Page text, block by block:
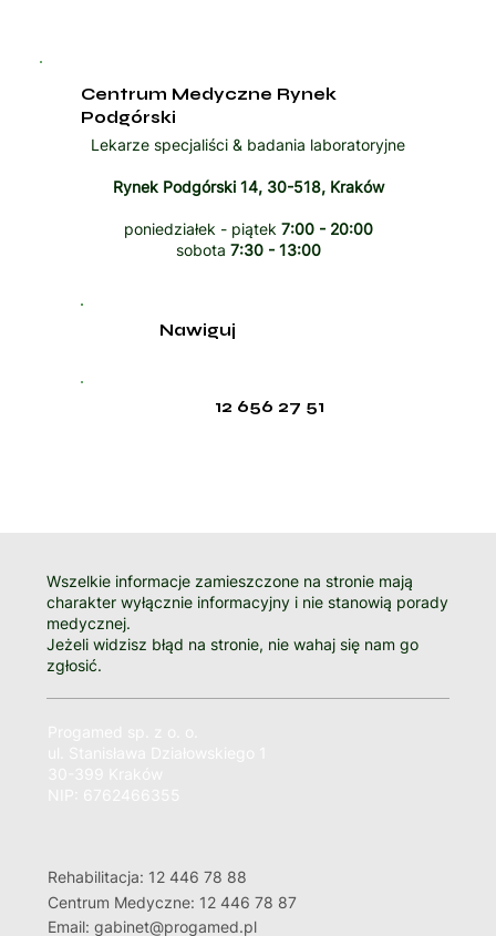
Centrum Medyczne Rynek
Podgórski
Lekarze specjaliści & badania laboratoryjne
Rynek Podgórski 14, 30-518, Kraków
poniedziałek - piątek 7:00 - 20:00
sobota 7:30 - 13:00
12 656 27 51
Nawiguj
Wszelkie informacje zamieszczone na stronie mają
charakter wyłącznie informacyjny i nie stanowią porady
medycznej.
Jeżeli widzisz błąd na stronie, nie wahaj się nam go
zgłosić.
Rehabilitacja: 12 446 78 88
Centrum Medyczne: 12 446 78 87
Email: gabinet@progamed.pl